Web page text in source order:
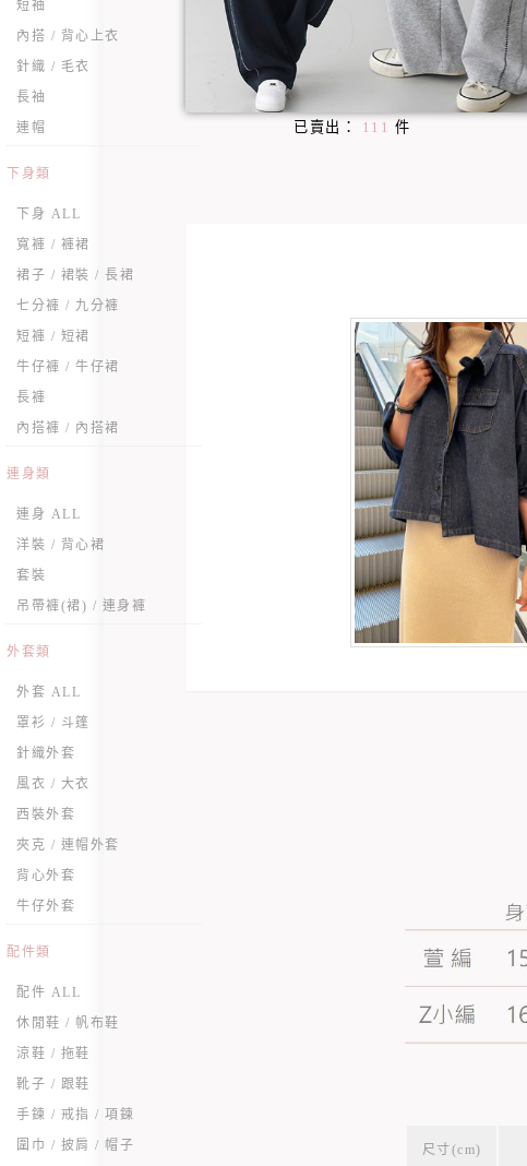
短袖
內搭 / 背心上衣
針織 / 毛衣
長袖
連帽
下身類
下身 ALL
寬褲 / 褲裙
裙子 / 裙裝 / 長裙
七分褲 / 九分褲
短褲 / 短裙
牛仔褲 / 牛仔裙
長褲
內搭褲 / 內搭裙
連身類
連身 ALL
洋裝 / 背心裙
套裝
吊帶褲(裙) / 連身褲
外套類
外套 ALL
罩衫 / 斗篷
針織外套
風衣 / 大衣
西裝外套
夾克 / 連帽外套
背心外套
牛仔外套
配件類
配件 ALL
休閒鞋 / 帆布鞋
涼鞋 / 拖鞋
靴子 / 跟鞋
手鍊 / 戒指 / 項鍊
圍巾 / 披肩 / 帽子
已賣出： 111 件
尺寸(cm)